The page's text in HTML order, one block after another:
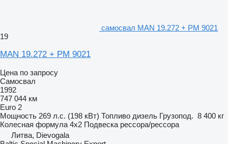
самосвал MAN 19.272 + PM 9021
19
MAN 19.272 + PM 9021
Цена по запросу
Самосвал
1992
747 044 км
Euro 2
Мощность 269 л.с. (198 кВт) Топливо дизель Грузопод. 8 400 кг
Колесная формула 4x2 Подвеска рессора/рессора
Литва, Dievogala